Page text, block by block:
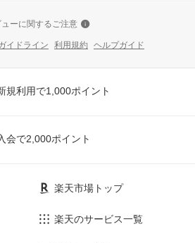
ューに関するご注意
イドライン 利用規約 ヘルプガイド
規利用で1,000ポイント
会で2,000ポイント
楽天市場トップ
楽天のサービス一覧